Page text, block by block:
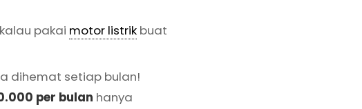
pakai motor listrik buat
dihemat setiap bulan!
per bulan hanya